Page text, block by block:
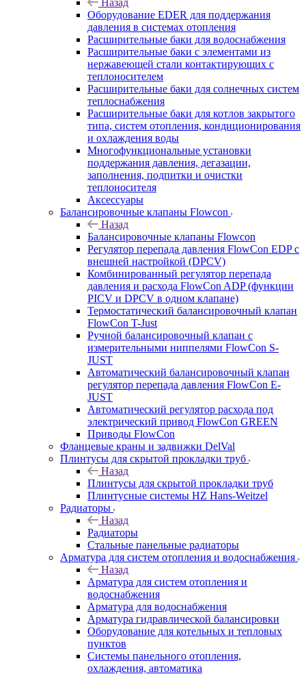
Назад
Оборудование EDER для поддержания
давления в системах отопления
Расширительные баки для водоснабжения
Расширительные баки с элементами из
нержавеющей стали контактирующих с
теплоносителем
Расширительные баки для солнечных систем
теплоснабжения
Расширительные баки для котлов закрытого
типа, систем отопления, кондиционирования
и охлаждения воды
Многофункциональные установки
поддержания давления, дегазации,
заполнения, подпитки и очистки
теплоносителя
Аксессуары
Балансировочные клапаны Flowcon
Назад
Балансировочные клапаны Flowcon
Регулятор перепада давления FlowСon EDP с
внешней настройкой (DPCV)
Комбинированный регулятор перепада
давления и расхода FlowСon ADP (функции
PICV и DPCV в одном клапане)
Термостатический балансировочный клапан
FlowСon T-Just
Ручной балансировочный клапан с
измерительными ниппелями FlowСon S-
JUST
Автоматический балансировочный клапан
регулятор перепада давления FlowСon E-
JUST
Автоматический регулятор расхода под
электрический привод FlowСon GREEN
Приводы FlowCon
Фланцевые краны и задвижки DelVal
Плинтусы для скрытой прокладки труб
Назад
Плинтусы для скрытой прокладки труб
Плинтусные системы HZ Hans-Weitzel
Радиаторы
Назад
Радиаторы
Стальные панельные радиаторы
Арматура для систем отопления и водоснабжения
Назад
Арматура для систем отопления и
водоснабжения
Арматура для водоснабжения
Арматура гидравлической балансировки
Оборудование для котельных и тепловых
пунктов
Системы панельного отопления,
охлаждения, автоматика